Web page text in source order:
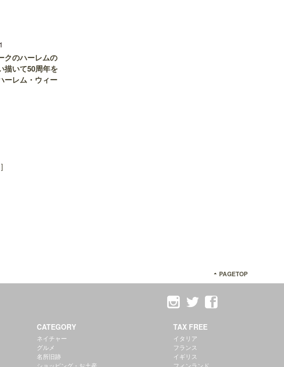
クのハーレムの
描いて50周年を
ーレム・ウィー
PAGETOP
CATEGORY
ネイチャー
グルメ
名所旧跡
ショッピング・お土産
TAX FREE
イタリア
フランス
イギリス
フィンランド